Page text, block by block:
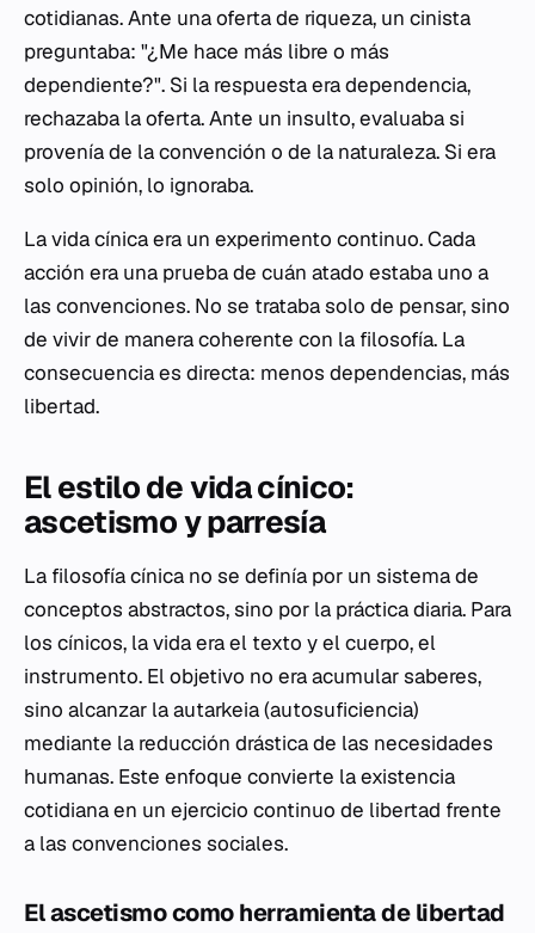
cotidianas. Ante una oferta de riqueza, un cinista
preguntaba: "¿Me hace más libre o más
dependiente?". Si la respuesta era dependencia,
rechazaba la oferta. Ante un insulto, evaluaba si
provenía de la convención o de la naturaleza. Si era
solo opinión, lo ignoraba.
La vida cínica era un experimento continuo. Cada
acción era una prueba de cuán atado estaba uno a
las convenciones. No se trataba solo de pensar, sino
de vivir de manera coherente con la filosofía. La
consecuencia es directa: menos dependencias, más
libertad.
El estilo de vida cínico:
ascetismo y parresía
La filosofía cínica no se definía por un sistema de
conceptos abstractos, sino por la práctica diaria. Para
los cínicos, la vida era el texto y el cuerpo, el
instrumento. El objetivo no era acumular saberes,
sino alcanzar laautarkeia(autosuficiencia)
mediante la reducción drástica de las necesidades
humanas. Este enfoque convierte la existencia
cotidiana en un ejercicio continuo de libertad frente
a las convenciones sociales.
El ascetismo como herramienta de libertad